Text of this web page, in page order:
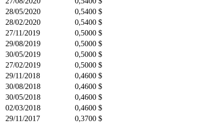
28/05/2020
0,5400 $
28/02/2020
0,5400 $
27/11/2019
0,5000 $
29/08/2019
0,5000 $
30/05/2019
0,5000 $
27/02/2019
0,5000 $
29/11/2018
0,4600 $
30/08/2018
0,4600 $
30/05/2018
0,4600 $
02/03/2018
0,4600 $
29/11/2017
0,3700 $